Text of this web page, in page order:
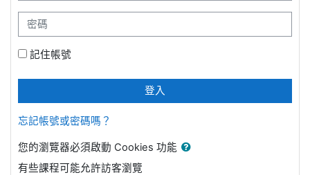
密碼
記住帳號
登入
忘記帳號或密碼嗎？
您的瀏覽器必須啟動 Cookies 功能
有些課程可能允許訪客瀏覽